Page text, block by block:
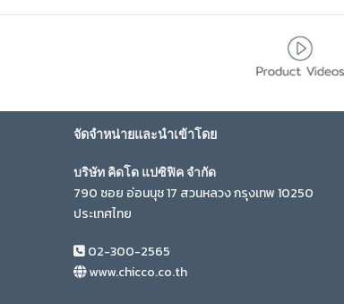
จัดจำหน่ายและนำเข้าโดย
บริษัท คิดโด แปซิฟิค จำกัด
790 ซอย อ่อนนุช 17 สวนหลวง กรุงเทพ 10250
ประเทศไทย
02-300-2565
www.chicco.co.th